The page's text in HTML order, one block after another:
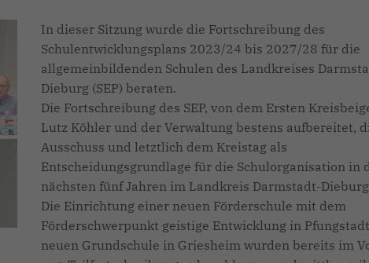
In dieser Sitzung wurde die Fortschreibung des
Schulentwicklungsplans 2023/24 bis 2027/28 für die
allgemeinbildenden Schulen des Landkreises
Dieburg (SEP) beraten.
Die Fortschreibung des SEP, von dem Ersten
Lutz Köhler und der Verwaltung bestens aufbereitet,
Ausschuss und letztlich dem Kreistag als
Entscheidungsgrundlage für die Schulorganisation in
nächsten fünf Jahren im Landkreis Darmstadt-
Die Einrichtung einer neuen Förderschule mit dem
Förderschwerpunkt geistige Entwicklung in
neuen Grundschule in Griesheim wurden bereits im